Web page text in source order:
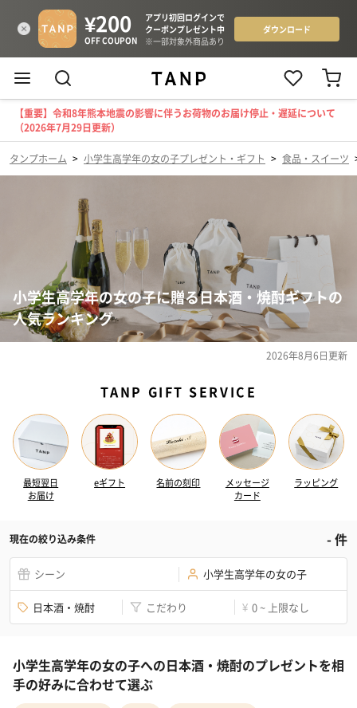
【重要】令和8年熊本地震の影響に伴うお荷物のお届け停止・遅延について
（2026年7月29日更新）
タンプホーム > 小学生高学年の女の子プレゼント・ギフト > 食品・スイーツ
小学生高学年の女の子に贈る日本酒・焼酎ギフトの
人気ランキング
2026年8月6日更新
TANP GIFT SERVICE
最短翌日
お届け
eギフト 名前の刻印
メッセージ
カード
ラッピング
現在の絞り込み条件 -件
シーン 小学生高学年の女の子
日本酒・焼酎 こだわり ¥ 0 ~ 上限なし
小学生高学年の女の子への日本酒・焼酎のプレゼントを相
手の好みに合わせて選ぶ